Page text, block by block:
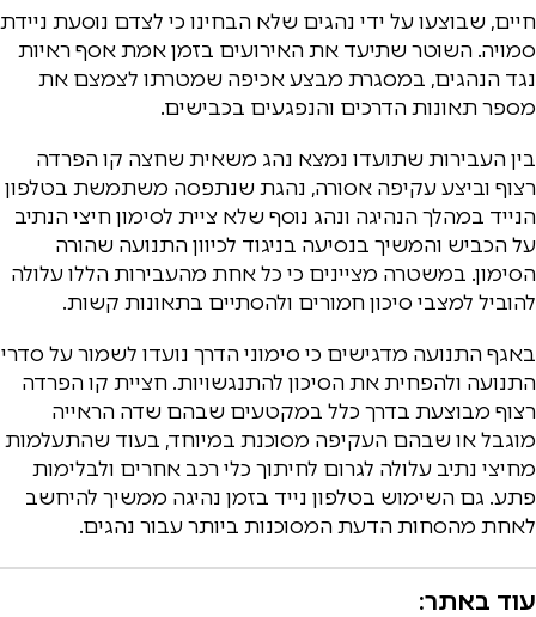
חיים, שבוצעו על ידי נהגים שלא הבחינו כי לצדם נוסעת ניידת
סמויה. השוטר שתיעד את האירועים בזמן אמת אסף ראיות
נגד הנהגים, במסגרת מבצע אכיפה שמטרתו לצמצם את
מספר תאונות הדרכים והנפגעים בכבישים.
בין העבירות שתועדו נמצא נהג משאית שחצה קו הפרדה
רצוף וביצע עקיפה אסורה, נהגת שנתפסה משתמשת בטלפון
הנייד במהלך הנהיגה ונהג נוסף שלא ציית לסימון חיצי הנתיב
על הכביש והמשיך בנסיעה בניגוד לכיוון התנועה שהורה
הסימון. במשטרה מציינים כי כל אחת מהעבירות הללו עלולה
להוביל למצבי סיכון חמורים ולהסתיים בתאונות קשות.
באגף התנועה מדגישים כי סימוני הדרך נועדו לשמור על סדרי
התנועה ולהפחית את הסיכון להתנגשויות. חציית קו הפרדה
רצוף מבוצעת בדרך כלל במקטעים שבהם שדה הראייה
מוגבל או שבהם העקיפה מסוכנת במיוחד, בעוד שהתעלמות
מחיצי נתיב עלולה לגרום לחיתוך כלי רכב אחרים ולבלימות
פתע. גם השימוש בטלפון נייד בזמן נהיגה ממשיך להיחשב
לאחת מהסחות הדעת המסוכנות ביותר עבור נהגים.
עוד באתר: